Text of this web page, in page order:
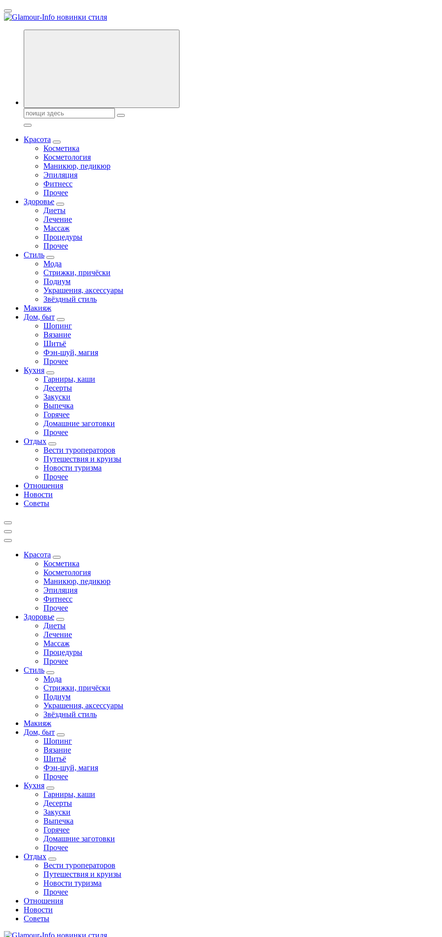
Перейти
к
Секреты молодости, красоты и долголетия. Гламурный журнал Всё для женщин
Поиск:
Красота
Косметика
Косметология
Маникюр, педикюр
Эпиляция
Фитнесс
Прочее
Здоровье
Диеты
Лечение
Массаж
Процедуры
Прочее
Стиль
Мода
Стрижки, причёски
Подиум
Украшения, аксессуары
Звёздный стиль
Макияж
Дом, быт
Шопинг
Вязание
Шитьё
Фэн-шуй, магия
Прочее
Кухня
Гарниры, каши
Десерты
Закуски
Выпечка
Горячее
Домашние заготовки
Прочее
Отдых
Вести туроператоров
Путешествия и круизы
Новости туризма
Прочее
Отношения
Новости
Советы
Красота
Косметика
Косметология
Маникюр, педикюр
Эпиляция
Фитнесс
Прочее
Здоровье
Диеты
Лечение
Массаж
Процедуры
Прочее
Стиль
Мода
Стрижки, причёски
Подиум
Украшения, аксессуары
Звёздный стиль
Макияж
Дом, быт
Шопинг
Вязание
Шитьё
Фэн-шуй, магия
Прочее
Кухня
Гарниры, каши
Десерты
Закуски
Выпечка
Горячее
Домашние заготовки
Прочее
Отдых
Вести туроператоров
Путешествия и круизы
Новости туризма
Прочее
Отношения
Новости
Советы